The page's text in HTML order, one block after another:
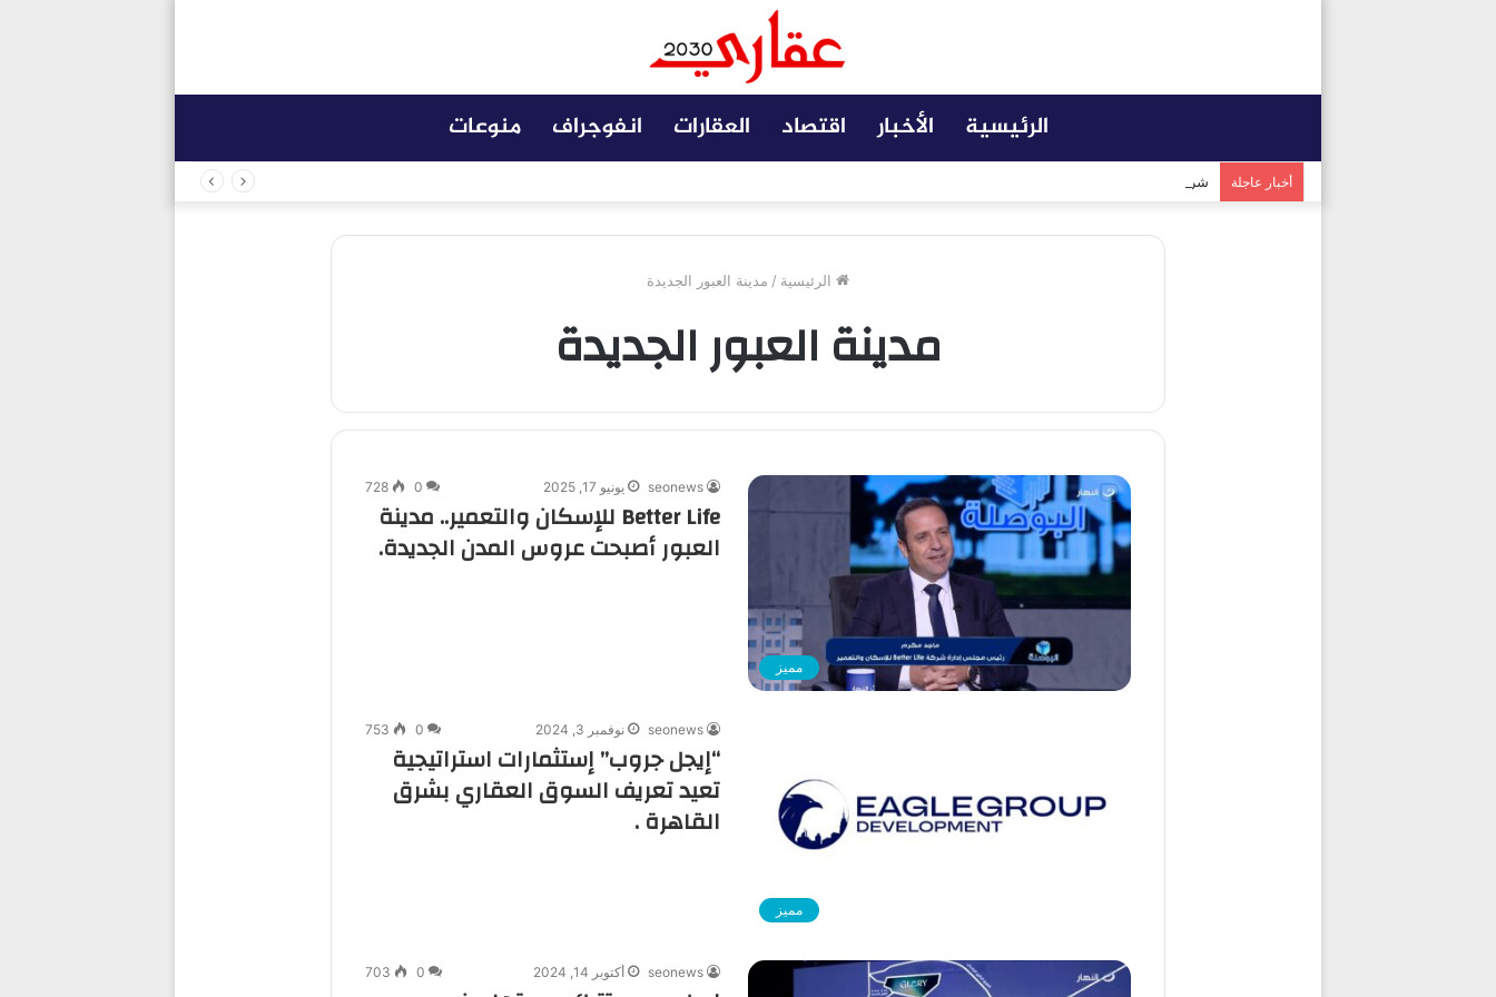
الرئيسية الأخبار اقتصاد العقارات انفوجراف منوعات
أخبار عاجلة شراكة إيجي تاورز مع بلدينا.. قيمة مضافة تعزز نجاح المشروعات
الرئيسية / مدينة العبور الجديدة
مدينة العبور الجديدة
مميز
seonews يونيو 17, 2025 0
728
Better Life للإسكان والتعمير.. مدينة
العبور أصبحت عروس المدن الجديدة.
مميز
seonews نوفمبر 3, 2024 0
753
“إيجل جروب” إستثمارات استراتيجية
تعيد تعريف السوق العقاري بشرق
القاهرة .
seonews أكتوبر 14, 2024 0
703